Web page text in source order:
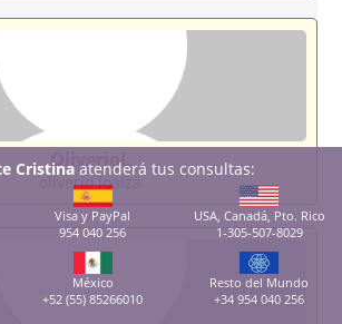
OliverioL
oliverio loaiza
Cristinaatenderá tus consultas:
Visa y PayPal
954 040 256
USA, Canadá, Pto. Rico
1-305-507-8029
México
+52 (55) 85266010
Resto del Mundo
+34 954 040 256